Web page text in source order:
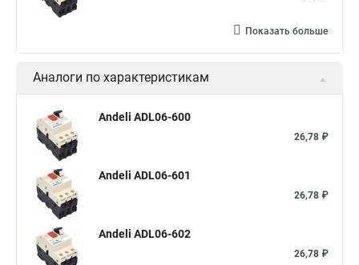
Показать больше
Аналоги по характеристикам
Andeli ADL06-600
26,78 ₽
Andeli ADL06-601
26,78 ₽
Andeli ADL06-602
26,78 ₽